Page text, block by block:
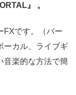
』 。
FXです。（バー
ーカル、ライブギ
音楽的な方法で簡